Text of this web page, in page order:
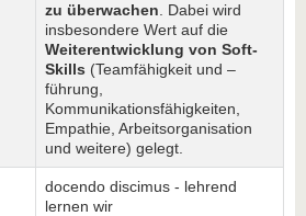
zu überwachen . Dabei wird
insbesondere Wert auf die
Weiterentwicklung von Soft-
Skills (Teamfähigkeit und –
führung,
Kommunikationsfähigkeiten,
Empathie, Arbeitsorganisation
und weitere) gelegt.
do­cen­do dis­ci­mus - lehrend
lernen wir